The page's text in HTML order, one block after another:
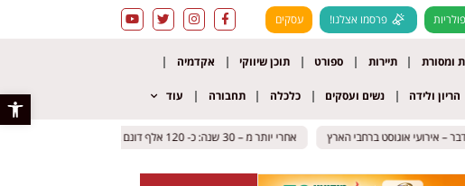
פתח
פרסמו אצלנו! עסקים
ומסורת תיירות ספורט תוכן שיווקי אקדמיה
הריון ולידה נשים ועסקים כלכלה תחבורה עוד
אוגוסט ברחבי הארץ
אוגוסט ברחבי הארץ אחרי יותר מ – 30 שנה: כ- 120 אלף דונם במושבי הנגב יוסדרו – והדרך למיזם אגרו וולטאי נפתחת
אחרי יותר מ – 30 שנה: כ- 120 אלף דונם במושבי הנגב יוסדרו – והדרך למיזם אגרו וולטאי נפתחת